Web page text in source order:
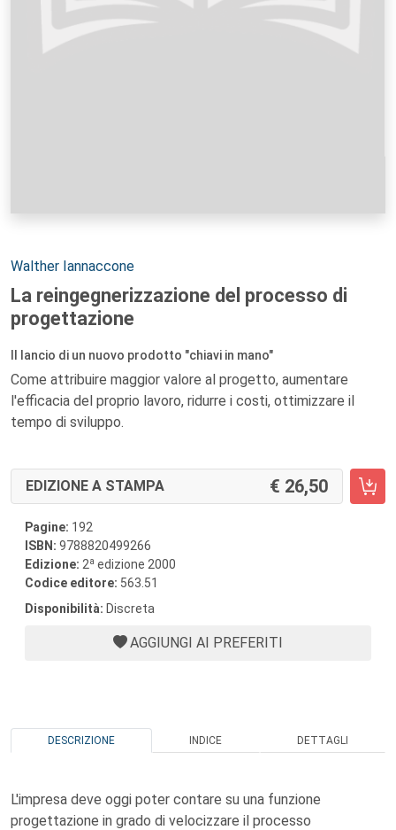
Autori:
Walther Iannaccone
La reingegnerizzazione del processo di
progettazione
Il lancio di un nuovo prodotto "chiavi in mano"
Come attribuire maggior valore al progetto, aumentare
l'efficacia del proprio lavoro, ridurre i costi, ottimizzare il
tempo di sviluppo.
EDIZIONE A STAMPA 26,50
Pagine: 192
ISBN: 9788820499266
Edizione: 2a edizione 2000
Codice editore: 563.51
Disponibilità: Discreta
AGGIUNGI AI PREFERITI
DESCRIZIONE INDICE DETTAGLI
L'impresa deve oggi poter contare su una funzione
progettazione in grado di velocizzare il processo